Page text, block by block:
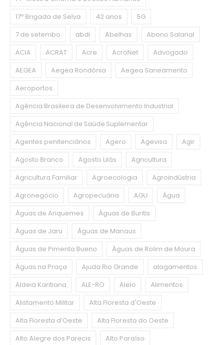
17ª Brigada de Selva
42 anos
5G
7 de setembo
abdi Abelhas
Abono Salarial
ACIA
ACRAT Acre AcroNet
Advogado
AEGEA
Aegea Rondônia
Aegea Saneamento
Aeroportos
Agência Brasileira de Desenvolvimento Industrial
Agência Nacional de Saúde Suplementar
Agentes penitenciários
Agero Agevisa
Agir
Agosto Branco
Agosto Lilás
Agricultura
Agricultura Familiar
Agroecologia
Agroindústria
Agronegócio
Agropecuária AGU
Água
Águas de Ariquemes
Águas de Buritis
Águas de Jaru
Águas de Manaus
Águas de Pimenta Bueno
Águas de Rolim de Moura
Águas na Praça
Ajuda Rio Grande
alagamentos
Aldeia Karitiana
ALE-RO Alelo
Alimentos
Alistamento Militar
Alta Floresta d'Oeste
Alta Floresta d’Oeste
Alta Floresta do Oeste
Alto Alegre dos Parecis
Alto Paraíso